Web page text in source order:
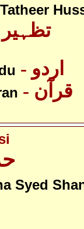
- اردو
- قرآن
Syed